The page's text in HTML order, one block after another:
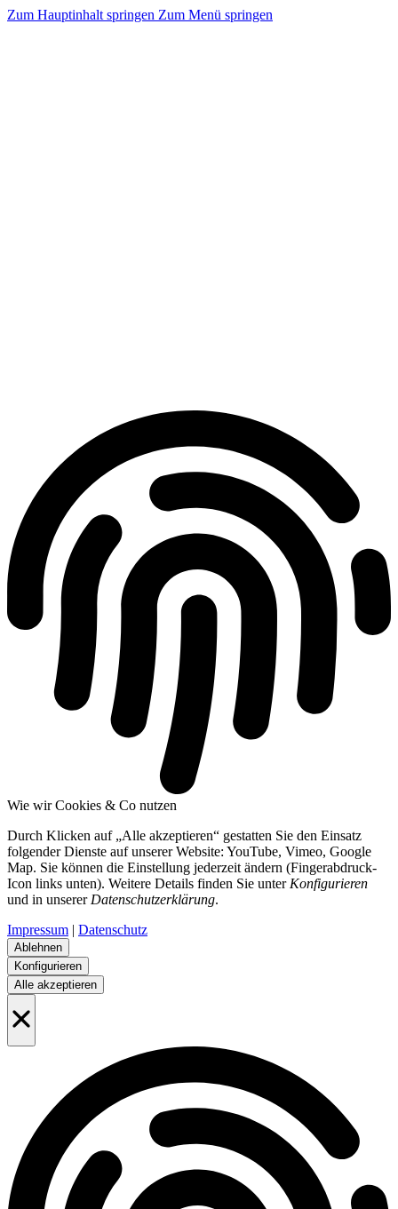
Zum Hauptinhalt springen Zum Menü springen
Wie wir Cookies & Co nutzen
Durch Klicken auf „Alle akzeptieren“ gestatten Sie den Einsatz
folgender Dienste auf unserer Website: YouTube, Vimeo, Google
Map. Sie können die Einstellung jederzeit ändern (Fingerabdruck-
Icon links unten). Weitere Details finden Sie unter Konfigurieren
und in unserer Datenschutzerklärung.
Impressum | Datenschutz
Ablehnen
Konfigurieren
Alle akzeptieren